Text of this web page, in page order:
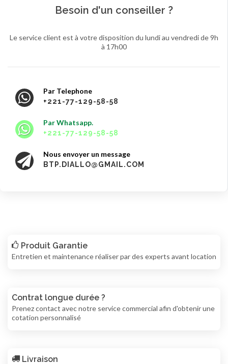
Besoin d'un conseiller ?
Le service client est à votre disposition du lundi au vendredi de 9h
à 17h00
Par Telephone
+221-77-129-58-58
Par Whatsapp.
+221-77-129-58-58
Nous envoyer un message
BTP.DIALLO@GMAIL.COM
Produit Garantie
Entretien et maintenance réaliser par des experts avant location
Contrat longue durée ?
Prenez contact avec notre service commercial afin d'obtenir une
cotation personnalisé
Livraison